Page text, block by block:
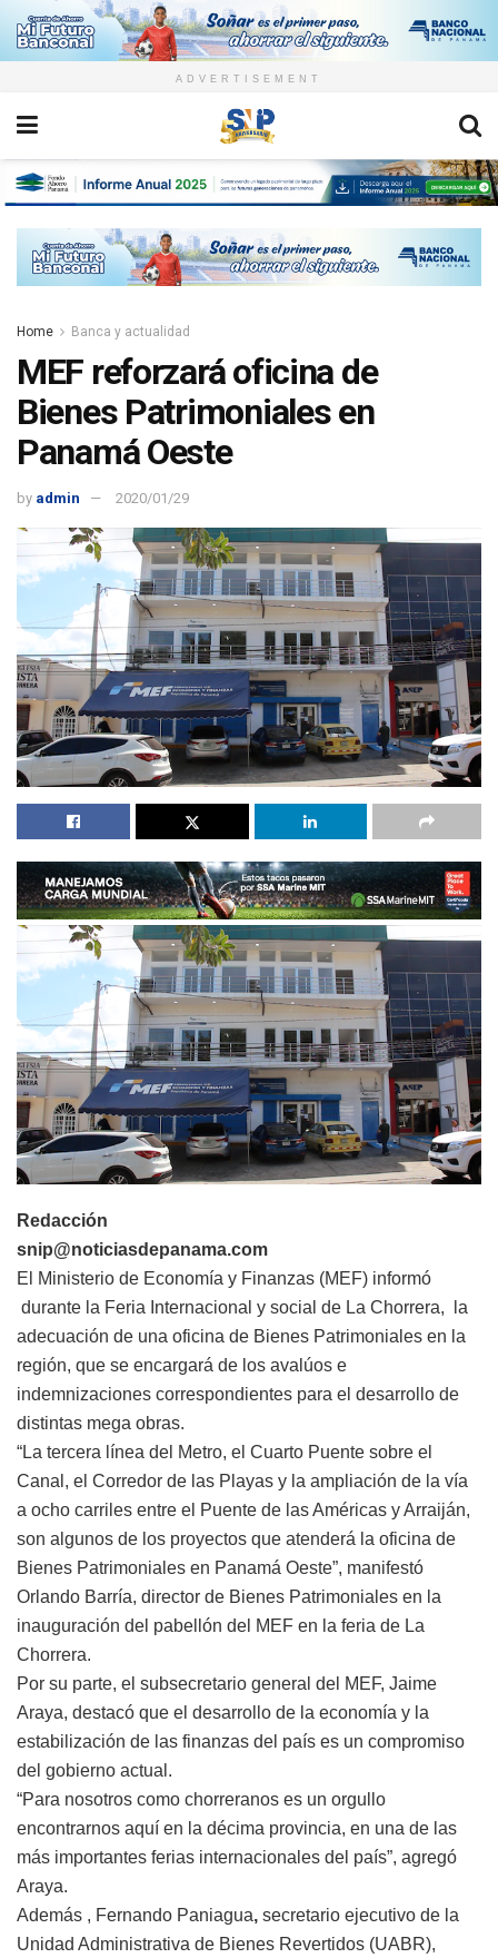
ADVERTISEMENT
Home Banca y actualidad
MEF reforzará oficina de
Bienes Patrimoniales en
Panamá Oeste
by admin 2020/01/29
Redacción
snip@noticiasdepanama.com
El Ministerio de Economía y Finanzas (MEF) informó
durante la Feria Internacional y social de La Chorrera, la
adecuación de una oficina de Bienes Patrimoniales en la
región, que se encargará de los avalúos e
indemnizaciones correspondientes para el desarrollo de
distintas mega obras.
“La tercera línea del Metro, el Cuarto Puente sobre el
Canal, el Corredor de las Playas y la ampliación de la vía
a ocho carriles entre el Puente de las Américas y Arraiján,
son algunos de los proyectos que atenderá la oficina de
Bienes Patrimoniales en Panamá Oeste”, manifestó
Orlando Barría, director de Bienes Patrimoniales en la
inauguración del pabellón del MEF en la feria de La
Chorrera.
Por su parte, el subsecretario general del MEF, Jaime
Araya, destacó que el desarrollo de la economía y la
estabilización de las finanzas del país es un compromiso
del gobierno actual.
“Para nosotros como chorreranos es un orgullo
encontrarnos aquí en la décima provincia, en una de las
más importantes ferias internacionales del país”, agregó
Araya.
Además , Fernando Paniagua, secretario ejecutivo de la
Unidad Administrativa de Bienes Revertidos (UABR),